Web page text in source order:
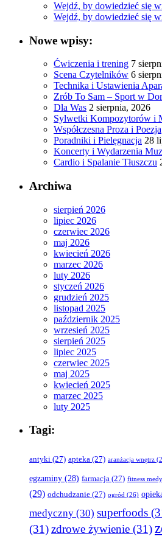
Wejdź, by dowiedzieć się
Wejdź, by dowiedzieć się
Nowe wpisy:
Ćwiczenia i trening 7
Scena Czytelników 6
Technika i Ustawienia
Zrób To Sam – Sport w
Dla Was 2 sierpnia, 2026
Sylwetki Kompozytorów i
Współczesna Proza i Poezja
Poradniki i Pielęgnacja 28
Koncerty i Wydarzenia
Cardio i Spalanie Tłuszczu
Archiwa
sierpień 2026
lipiec 2026
czerwiec 2026
maj 2026
kwiecień 2026
marzec 2026
luty 2026
styczeń 2026
grudzień 2025
listopad 2025
październik 2025
wrzesień 2025
sierpień 2025
lipiec 2025
czerwiec 2025
maj 2025
kwiecień 2025
marzec 2025
luty 2025
Tagi:
antyki (27) apteka (27) aranżacja wnętrz
egzaminy (28) farmacja (27) fitness
(29) odchudzanie (27) ogród (26)
medyczny (30) superfoods
(31)zdrowe żywienie (31)